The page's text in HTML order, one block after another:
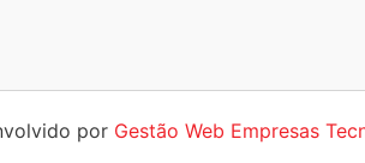
por Gestão Web Empresas